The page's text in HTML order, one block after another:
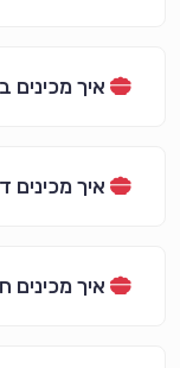
איך מכינים
איך מכינים
איך מכינים